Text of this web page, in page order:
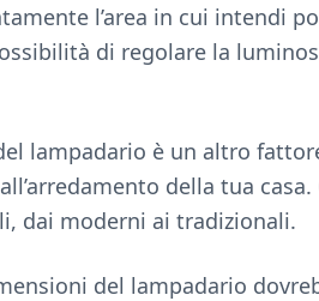
l’area in cui intendi
di regolare la
lampadario è un altro
della tua
dai moderni ai tradizionali.
del lampadario